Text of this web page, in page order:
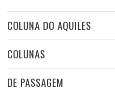
COLUNA DO AQUILES
COLUNAS
DE PASSAGEM